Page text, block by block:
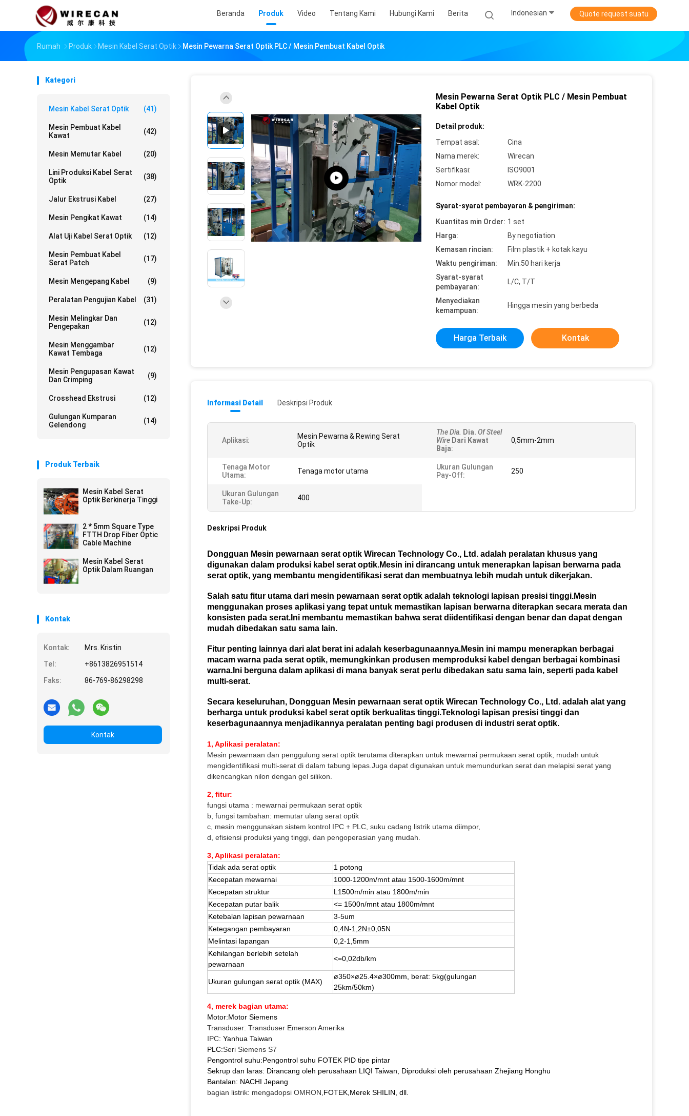
Beranda Produk Video Tentang Kami Hubungi Kami Berita Indonesian Quote request suatu
Rumah Produk Mesin Kabel Serat Optik Mesin Pewarna Serat Optik PLC / Mesin Pembuat Kabel Optik
Kategori
Mesin Kabel Serat Optik (41)
Mesin Pembuat Kabel
Kawat
(42)
Mesin Memutar Kabel (20)
Lini Produksi Kabel Serat
Optik
(38)
Jalur Ekstrusi Kabel (27)
Mesin Pengikat Kawat (14)
Alat Uji Kabel Serat Optik (12)
Mesin Pembuat Kabel
Serat Patch
(17)
Mesin Mengepang Kabel (9)
Peralatan Pengujian Kabel (31)
Mesin Melingkar Dan
Pengepakan
(12)
Mesin Menggambar
Kawat Tembaga
(12)
Mesin Pengupasan Kawat
Dan Crimping
(9)
Crosshead Ekstrusi (12)
Gulungan Kumparan
Gelendong
(14)
Produk Terbaik
Mesin Kabel Serat
Optik Berkinerja Tinggi
2 * 5mm Square Type
FTTH Drop Fiber Optic
Cable Machine
Mesin Kabel Serat
Optik Dalam Ruangan
Kontak
Kontak:
Mrs. Kristin
Tel:
+8613826951514
Faks:
86-769-86298298
Kontak
Mesin Pewarna Serat Optik PLC / Mesin Pembuat
Kabel Optik
Detail produk:
Tempat asal:
Cina
Nama merek:
Wirecan
Sertifikasi:
ISO9001
Nomor model:
WRK-2200
Syarat-syarat pembayaran & pengiriman:
Kuantitas min Order: 1 set
Harga:
By negotiation
Kemasan rincian:
Film plastik + kotak kayu
Waktu pengiriman:
Min.50 hari kerja
Syarat-syarat
pembayaran:
L/C, T/T
Menyediakan
kemampuan:
Hingga mesin yang berbeda
Harga Terbaik Kontak
Informasi Detail Deskripsi Produk
Aplikasi:
Mesin Pewarna & Rewing Serat
Optik
The Dia. Dia. Of Steel
Wire Dari Kawat
Baja:
0,5mm-2mm
Tenaga Motor
Utama:
Tenaga motor utama
Ukuran Gulungan
Pay-Off:
250
Ukuran Gulungan
Take-Up:
400
Deskripsi Produk
Dongguan Mesin pewarnaan serat optik Wirecan Technology Co., Ltd. adalah peralatan khusus yang
digunakan dalam produksi kabel serat optik.Mesin ini dirancang untuk menerapkan lapisan berwarna pada
serat optik, yang membantu mengidentifikasi serat dan membuatnya lebih mudah untuk dikerjakan.
Salah satu fitur utama dari mesin pewarnaan serat optik adalah teknologi lapisan presisi tinggi.Mesin
menggunakan proses aplikasi yang tepat untuk memastikan lapisan berwarna diterapkan secara merata dan
konsisten pada serat.Ini membantu memastikan bahwa serat diidentifikasi dengan benar dan dapat dengan
mudah dibedakan satu sama lain.
Fitur penting lainnya dari alat berat ini adalah keserbagunaannya.Mesin ini mampu menerapkan berbagai
macam warna pada serat optik, memungkinkan produsen memproduksi kabel dengan berbagai kombinasi
warna.Ini berguna dalam aplikasi di mana banyak serat perlu dibedakan satu sama lain, seperti pada kabel
multi-serat.
Secara keseluruhan, Dongguan Mesin pewarnaan serat optik Wirecan Technology Co., Ltd. adalah alat yang
berharga untuk produksi kabel serat optik berkualitas tinggi.Teknologi lapisan presisi tinggi dan
keserbagunaannya menjadikannya peralatan penting bagi produsen di industri serat optik.
1, Aplikasi peralatan:
Mesin pewarnaan dan penggulung serat optik terutama diterapkan untuk mewarnai permukaan serat optik, mudah untuk
mengidentifikasi multi-serat di dalam tabung lepas.Juga dapat digunakan untuk memundurkan serat dan melapisi serat yang
dikencangkan nilon dengan gel silikon.
2, fitur:
fungsi utama : mewarnai permukaan serat optik
b, fungsi tambahan: memutar ulang serat optik
c, mesin menggunakan sistem kontrol IPC + PLC, suku cadang listrik utama diimpor,
d, efisiensi produksi yang tinggi, dan pengoperasian yang mudah.
3, Aplikasi peralatan:
Tidak ada serat optik
1 potong
Kecepatan mewarnai
1000-1200m/mnt atau 1500-1600m/mnt
Kecepatan struktur
L1500m/min atau 1800m/min
Kecepatan putar balik
<= 1500n/mnt atau 1800m/mnt
Ketebalan lapisan pewarnaan
3-5um
Ketegangan pembayaran
0,4N-1,2N±0,05N
Melintasi lapangan
0,2-1,5mm
Kehilangan berlebih setelah
pewarnaan
<=0,02db/km
Ukuran gulungan serat optik (MAX)
ø350×ø25.4×ø300mm, berat: 5kg(gulungan
25km/50km)
4, merek bagian utama:
Motor:Motor Siemens
Transduser: Transduser Emerson Amerika
IPC: Yanhua Taiwan
PLC:Seri Siemens S7
Pengontrol suhu:Pengontrol suhu FOTEK PID tipe pintar
Sekrup dan laras: Dirancang oleh perusahaan LIQI Taiwan, Diproduksi oleh perusahaan Zhejiang Honghu
Bantalan: NACHI Jepang
bagian listrik: mengadopsi OMRON, FOTEK Merek SHILIN, dll.